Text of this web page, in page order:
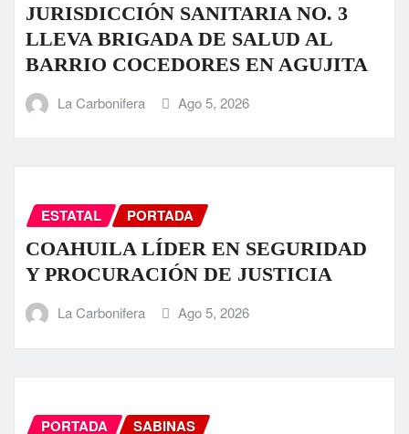
JURISDICCIÓN SANITARIA NO. 3
LLEVA BRIGADA DE SALUD AL
BARRIO COCEDORES EN AGUJITA
La Carbonifera Ago 5, 2026
ESTATAL PORTADA
COAHUILA LÍDER EN SEGURIDAD
Y PROCURACIÓN DE JUSTICIA
La Carbonifera Ago 5, 2026
PORTADA SABINAS